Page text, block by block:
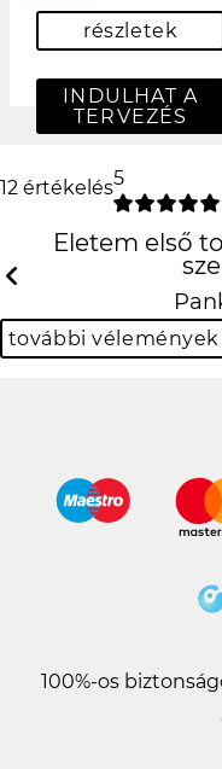
részletek
INDULHAT A
TERVEZÉS
12 értékelés5
Életem első
Previous
további vélemények
100%-os